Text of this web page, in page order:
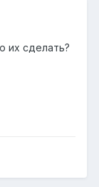
их сделать?